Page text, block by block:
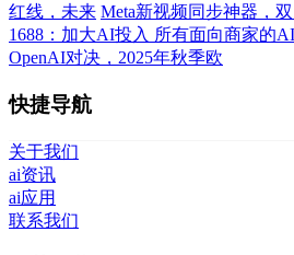
红线，未来 Meta新视频同步神器，
1688：加大AI投入 所有面向商家的
OpenAI对决，2025年秋季欧
快捷导航
关于我们
ai资讯
ai应用
联系我们